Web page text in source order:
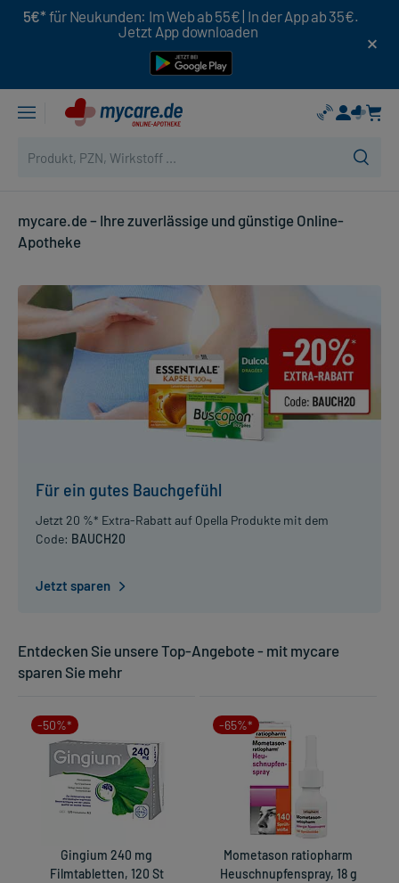
5€* für Neukunden: Im Web ab 55€ | In der App ab 35€.
Jetzt App downloaden
mycare.de – Ihre zuverlässige und günstige Online-
Apotheke
Für ein gutes Bauchgefühl
Jetzt 20 %* Extra-Rabatt auf Opella Produkte mit dem
Code: BAUCH20
Jetzt sparen
Entdecken Sie unsere Top-Angebote - mit mycare
sparen Sie mehr
-50%*
Gingium 240 mg
Filmtabletten, 120 St
-65%*
Mometason ratiopharm
Heuschnupfenspray, 18 g